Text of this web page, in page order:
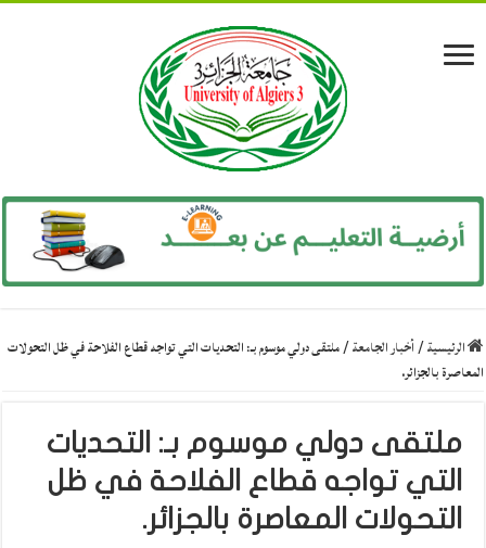
الرئيسية/أخبار الجامعة/ملتقى دولي موسوم بـ: التحديات التي تواجه قطاع الفلاحة في ظل التحولات
المعاصرة بالجزائر.
ملتقى دولي موسوم بـ: التحديات
التي تواجه قطاع الفلاحة في ظل
التحولات المعاصرة بالجزائر.